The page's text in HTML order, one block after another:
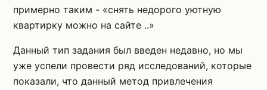
примерно таким - «снять недорого уютную
квартирку можно на сайте ..»
Данный тип задания был введен недавно, но мы
уже успели провести ряд исследований, которые
показали, что данный метод привлечения